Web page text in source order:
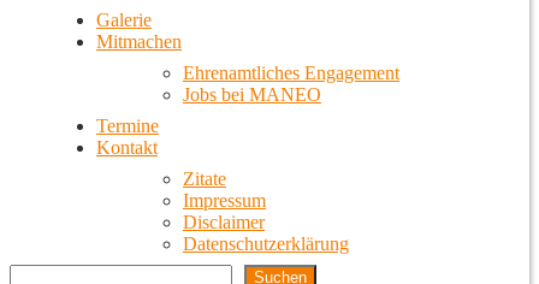
Galerie
Mitmachen
Ehrenamtliches Engagement
Jobs bei MANEO
Termine
Kontakt
Zitate
Impressum
Disclaimer
Datenschutzerklärung
Suchen